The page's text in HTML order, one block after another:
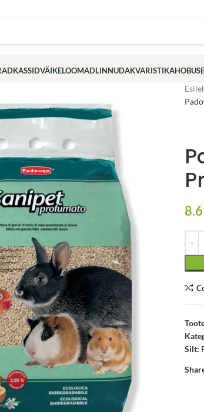
KASSIDVÄIKELOOMADLINNUDAKVARISTIKA
Silt: